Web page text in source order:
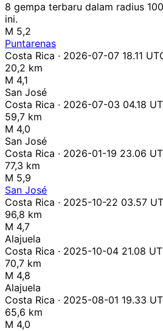
8 gempa terbaru dalam radius
ini.
M 5,2
Puntarenas
Costa Rica · 2026-07-07 18.11
20,2 km
M 4,1
San José
Costa Rica · 2026-07-03 04.18
59,7 km
M 4,0
San José
Costa Rica · 2026-01-19 23.06
77,3 km
M 5,9
San José
Costa Rica · 2025-10-22 03.57
96,8 km
M 4,7
Alajuela
Costa Rica · 2025-10-04 21.08
70,7 km
M 4,8
Alajuela
Costa Rica · 2025-08-01 19.33
65,6 km
M 4,0